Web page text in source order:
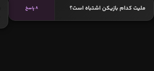
ملیت کدام بازیکن اشتباه است؟ 8 پاسخ